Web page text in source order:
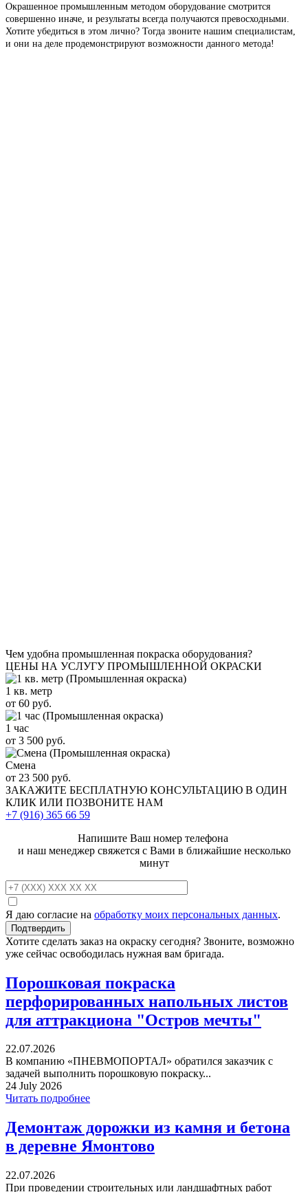
Окрашенное промышленным методом оборудование смотрится
совершенно иначе, и результаты всегда получаются превосходными.
Хотите убедиться в этом лично? Тогда звоните нашим специалистам,
и они на деле продемонстрируют возможности данного метода!
Чем удобна промышленная покраска оборудования?
ЦЕНЫ НА УСЛУГУ ПРОМЫШЛЕННОЙ ОКРАСКИ
1 кв. метр
от 60 руб.
1 час
от 3 500 руб.
Смена
от 23 500 руб.
ЗАКАЖИТЕ БЕСПЛАТНУЮ КОНСУЛЬТАЦИЮ В ОДИН
КЛИК ИЛИ ПОЗВОНИТЕ НАМ
+7 (916) 365 66 59
Напишите Ваш номер телефона
и наш менеджер свяжется с Вами в ближайшие несколько
минут
Я даю согласие на обработку моих персональных данных.
Хотите сделать заказ на окраску сегодня? Звоните, возможно
уже сейчас освободилась нужная вам бригада.
Порошковая покраска
перфорированных напольных листов
для аттракциона "Остров мечты"
22.07.2026
В компанию «ПНЕВМОПОРТАЛ» обратился заказчик с
задачей выполнить порошковую покраску...
24 July 2026
Читать подробнее
Демонтаж дорожки из камня и бетона
в деревне Ямонтово
22.07.2026
При проведении строительных или ландшафтных работ